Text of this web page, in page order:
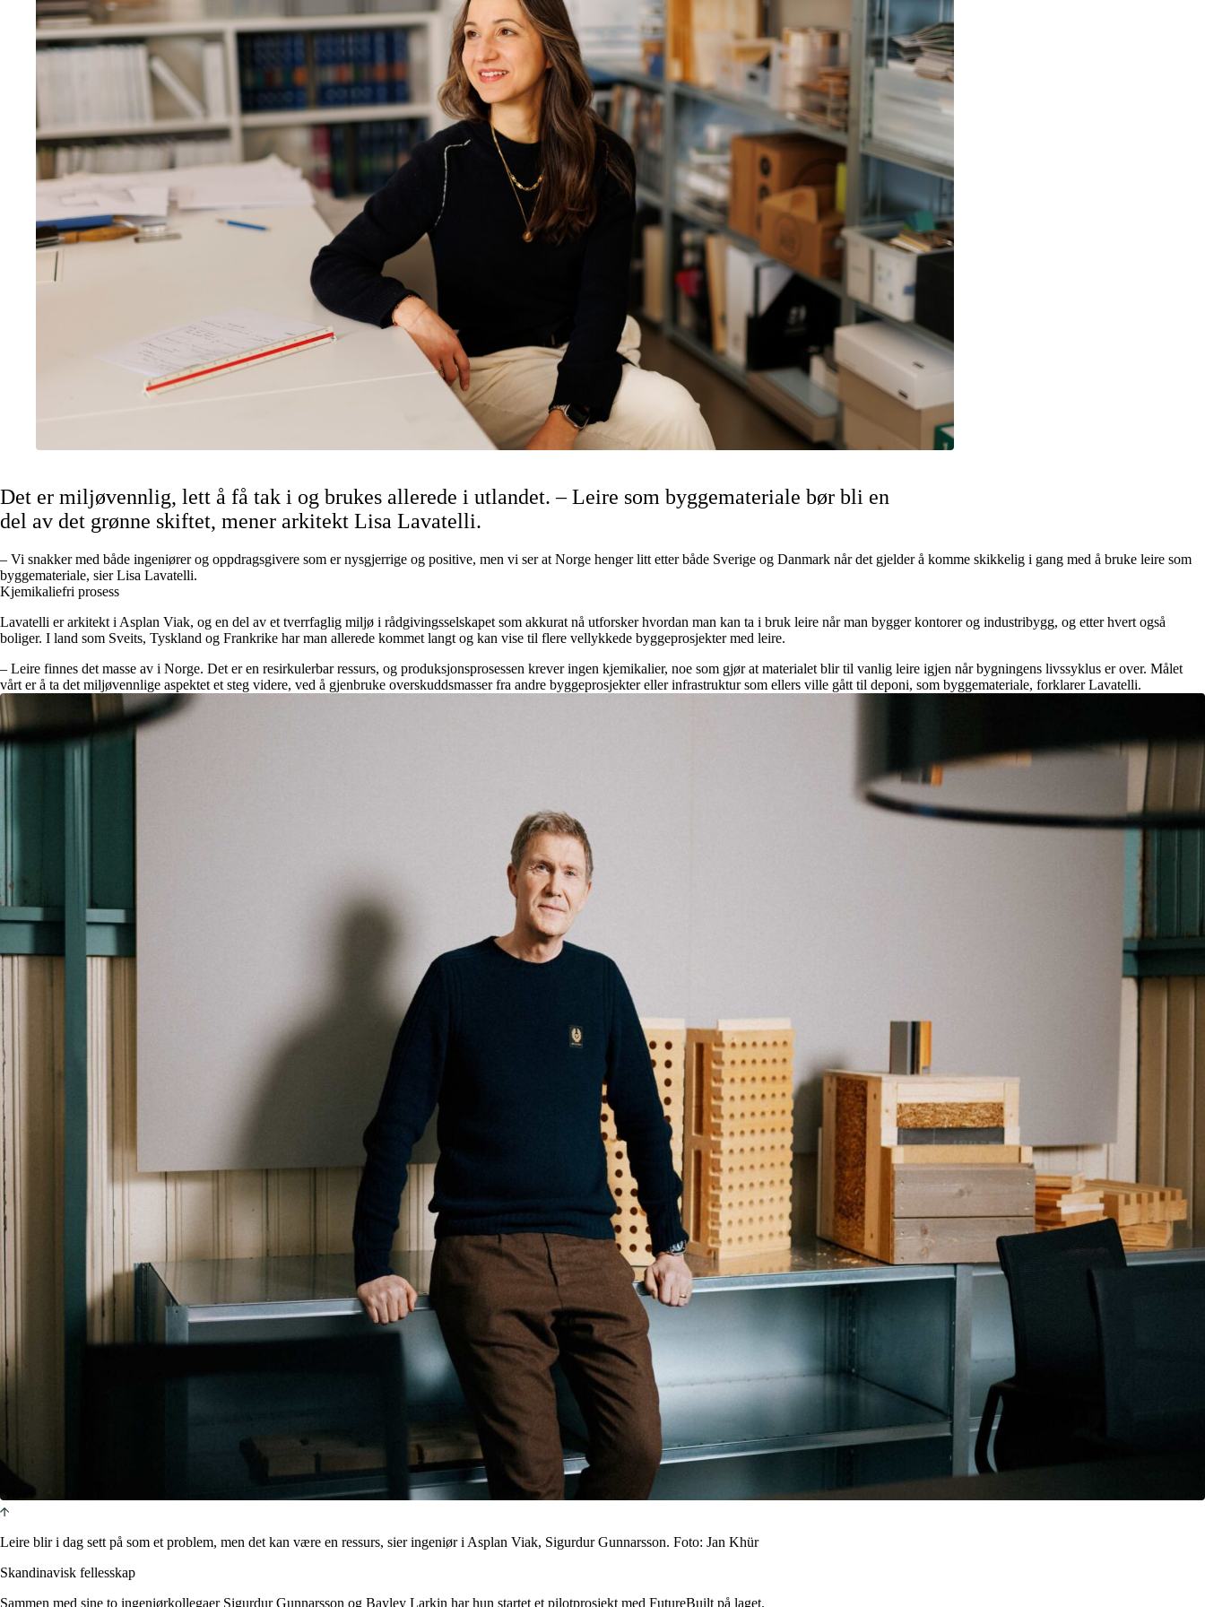
Det er miljøvennlig, lett å få tak i og brukes allerede i utlandet. – Leire som byggemateriale bør bli en
del av det grønne skiftet, mener arkitekt Lisa Lavatelli.
– Vi snakker med både ingeniører og oppdragsgivere som er nysgjerrige og positive, men vi ser at Norge henger litt etter både Sverige og Danmark når det gjelder å komme skikkelig i gang med å bruke leire som
byggemateriale, sier Lisa Lavatelli.
Kjemikaliefri prosess
Lavatelli er arkitekt i Asplan Viak, og en del av et tverrfaglig miljø i rådgivingsselskapet som akkurat nå utforsker hvordan man kan ta i bruk leire når man bygger kontorer og industribygg, og etter hvert også
boliger. I land som Sveits, Tyskland og Frankrike har man allerede kommet langt og kan vise til flere vellykkede byggeprosjekter med leire.
– Leire finnes det masse av i Norge. Det er en resirkulerbar ressurs, og produksjonsprosessen krever ingen kjemikalier, noe som gjør at materialet blir til vanlig leire igjen når bygningens livssyklus er over. Målet
vårt er å ta det miljøvennlige aspektet et steg videre, ved å gjenbruke overskuddsmasser fra andre byggeprosjekter eller infrastruktur som ellers ville gått til deponi, som byggemateriale, forklarer Lavatelli.
Leire blir i dag sett på som et problem, men det kan være en ressurs, sier ingeniør i Asplan Viak, Sigurdur Gunnarsson. Foto: Jan Khür
Skandinavisk fellesskap
Sammen med sine to ingeniørkollegaer Sigurdur Gunnarsson og Bayley Larkin har hun startet et pilotprosjekt med FutureBuilt på laget.